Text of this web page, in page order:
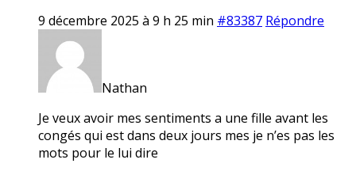
9 décembre 2025 à 9 h 25 min #83387 Répondre
Nathan
Je veux avoir mes sentiments a une fille avant les
congés qui est dans deux jours mes je n’es pas les
mots pour le lui dire